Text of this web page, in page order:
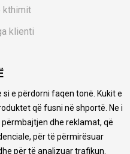
kthimit
klienti
përshkrim sa më të saktë
foto e çmimin, por nuk
është i plotë e pa
pjesë e portfolios sonë, por
gjendje në çdo çast.
e përdorni faqen tonë. Kukit e
që fusni në shportë. Ne i
dhe reklamat, që
për të përmirësuar
për të analizuar trafikun.